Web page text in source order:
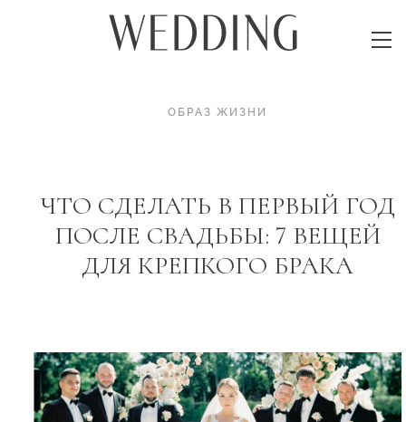
ОБРАЗ ЖИЗНИ
ЧТО СДЕЛАТЬ В ПЕРВЫЙ ГОД
ПОСЛЕ СВАДЬБЫ: 7 ВЕЩЕЙ
ДЛЯ КРЕПКОГО БРАКА